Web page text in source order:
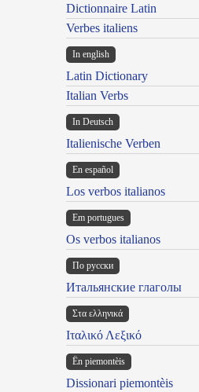
Dictionnaire Latin
Verbes italiens
In english
Latin Dictionary
Italian Verbs
In Deutsch
Italienische Verben
En español
Los verbos italianos
Em portugues
Os verbos italianos
По русски
Итальянские глаголы
Στα ελληνικά
Ιταλικό Λεξικό
Ën piemontèis
Dissionari piemontèis